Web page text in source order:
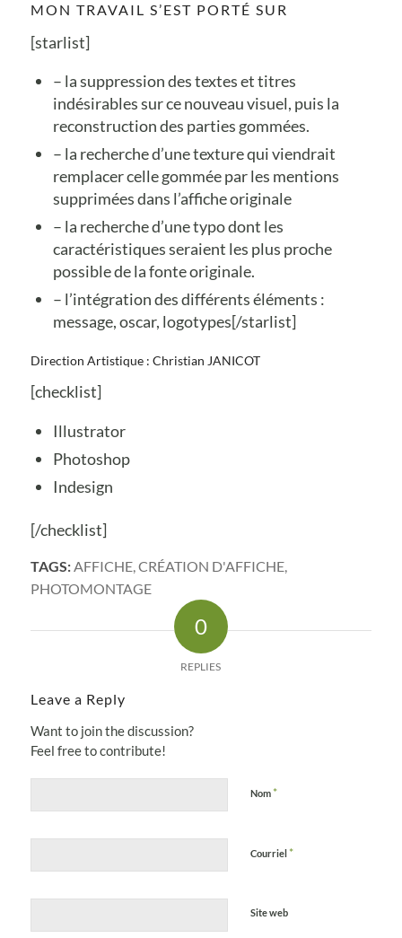
MON TRAVAIL S’EST PORTÉ SUR
[starlist]
– la suppression des textes et titres
indésirables sur ce nouveau visuel, puis la
reconstruction des parties gommées.
– la recherche d’une texture qui viendrait
remplacer celle gommée par les mentions
supprimées dans l’affiche originale
– la recherche d’une typo dont les
caractéristiques seraient les plus proche
possible de la fonte originale.
– l’intégration des différents éléments :
message, oscar, logotypes[/starlist]
Direction Artistique : Christian JANICOT
[checklist]
Illustrator
Photoshop
Indesign
[/checklist]
TAGS:AFFICHE,CRÉATION D'AFFICHE,
PHOTOMONTAGE
0
REPLIES
Leave a Reply
Want to join the discussion?
Feel free to contribute!
Nom *
Courriel *
Site web